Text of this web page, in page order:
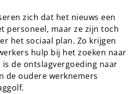
zich dat het nieuws een
personeel, maar ze zijn toch
het sociaal plan. Zo krijgen
hulp bij het zoeken naar
is de ontslagvergoeding naar
de oudere werknemers